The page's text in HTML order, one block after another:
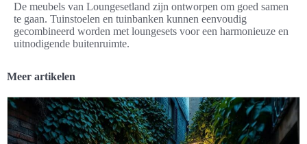
De meubels van Loungesetland zijn ontworpen om goed samen
te gaan. Tuinstoelen en tuinbanken kunnen eenvoudig
gecombineerd worden met loungesets voor een harmonieuze en
uitnodigende buitenruimte.
Meer artikelen